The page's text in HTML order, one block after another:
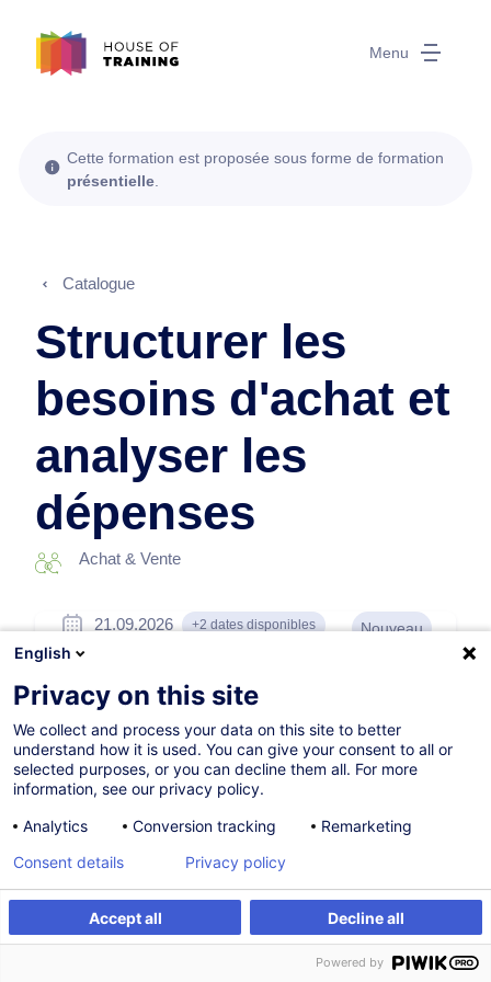
Menu
S'inscrire Formation sur mesure
Cette formation est proposée sous forme de formation
présentielle
Catalogue
Structurer les
besoins d'achat et
analyser les
dépenses
Achat & Vente
Nouveau
21.09.2026 +2 dates disponibles
Formation présentielle
Cours du jour
French / Français
012816
260,00EUR(+3% TVA)
S'inscrire
English
Privacy on this site
We collect and process your data on this site to better
understand how it is used. You can give your consent to all or
selected purposes, or you can decline them all. For more
information, see our privacy policy.
Analytics
Conversion tracking Remarketing
Accept all Decline all
Consent details Privacy policy
Powered by